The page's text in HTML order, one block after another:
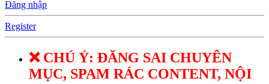
Đăng nhập
Register
❌ CHÚ Ý: ĐĂNG SAI CHUYÊN
MỤC, SPAM RÁC CONTENT, NỘI